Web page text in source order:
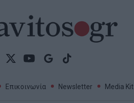
Επικοινωνία Newsletter Media Kit